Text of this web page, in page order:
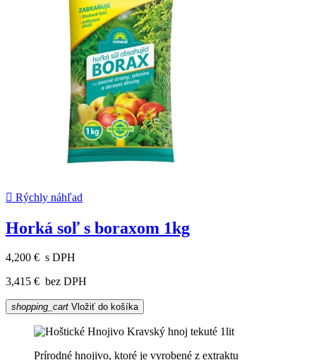
 Rýchly náhľad
Horká soľ s boraxom 1kg
4,200 € s DPH
3,415 € bez DPH
shopping_cart Vložiť do košíka
Prírodné hnojivo, ktoré je vyrobené z extraktu